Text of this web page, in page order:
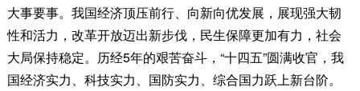
大事要事。我国经济顶压前行、向新向优发展，展现强大韧
性和活力，改革开放迈出新步伐，民生保障更加有力，社会
大局保持稳定。历经5年的艰苦奋斗，“十四五”圆满收官，我
国经济实力、科技实力、国防实力、综合国力跃上新台阶。